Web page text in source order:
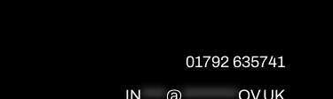
01792 635741
IN **** @********* OV.UK